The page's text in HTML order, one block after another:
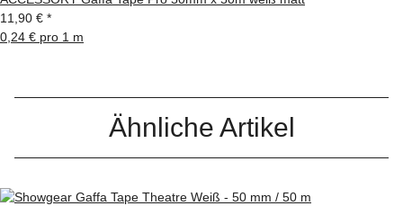
11,90 € *
0,24 € pro 1 m
Ähnliche Artikel